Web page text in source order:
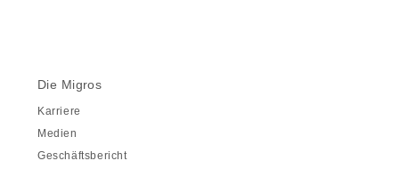
Die Migros
Karriere
Medien
Geschäftsbericht